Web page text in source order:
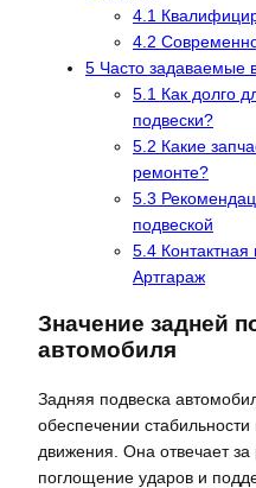
4.1
4.2
5 Часто задаваемые
5.1 Как долго
подвески?
5.2 Какие
ремонте?
5.3
подвеской
5.4
Артгараж
Значение задней
автомобиля
Задняя подвеска
обеспечении
движения. Она отвечает за
поглощение ударов и